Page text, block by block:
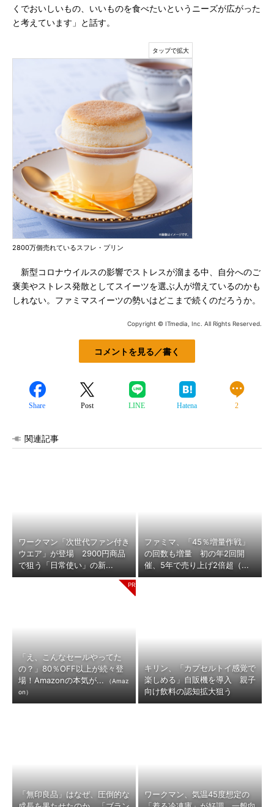
くでおいしいもの、いいものを食べたいというニーズが広がった
と考えています」と話す。
2800万個売れているスフレ・プリン
新型コロナウイルスの影響でストレスが溜まる中、自分へのご
褒美やストレス発散としてスイーツを選ぶ人が増えているのかも
しれない。ファミマスイーツの勢いはどこまで続くのだろうか。
Copyright © ITmedia, Inc. All Rights Reserved.
コメントを見る／書く
Share Post LINE Hatena 2
関連記事
ワークマン「次世代ファン付き
ウエア」が登場 2900円商品
で狙う「日常使い」の新...
ファミマ、「45％増量作戦」
の回数も増量 初の年2回開
催、5年で売り上げ2倍超（...
「え、こんなセールやってた
の？」80％OFF以上が続々登
場！Amazonの本気が...
（Amaz
on）
キリン、「カプセルトイ感覚で
楽しめる」自販機を導入 親子
向け飲料の認知拡大狙う
「無印良品」はなぜ、圧倒的な
ワークマン、気温45度想定の